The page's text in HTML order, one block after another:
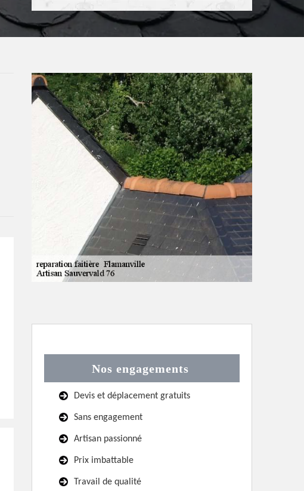
Nos engagements
Devis et déplacement gratuits
Sans engagement
Artisan passionné
Prix imbattable
Travail de qualité